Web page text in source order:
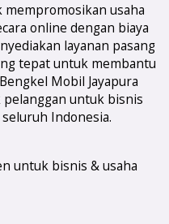
usaha
online dengan biaya
layanan pasang
tepat untuk membantu
Mobil Jayapura
untuk bisnis
Indonesia.